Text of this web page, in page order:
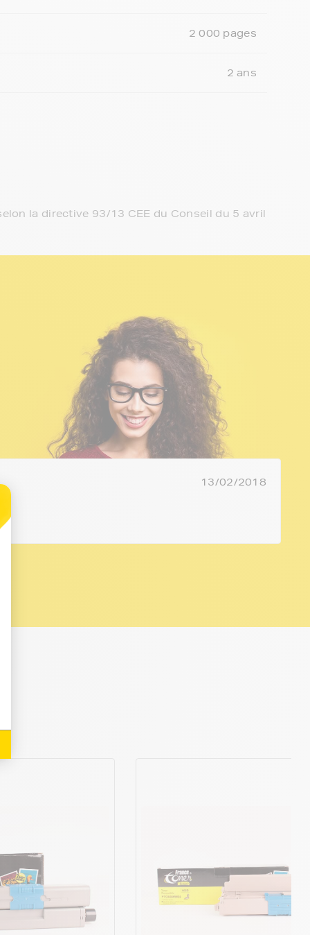
2 000 pages
2 ans
la directive 93/13 CEE du Conseil du 5 avril
13/02/2018